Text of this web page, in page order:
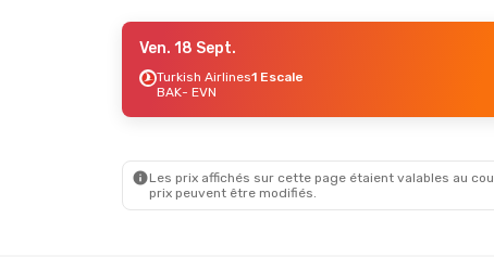
- Sam. 24 Oct.
1 Escale
Ven. 18 Sept.
Turkish Airlines1 Escale
BAK- EVN
Les prix affichés sur cette page étaient valables au
prix peuvent être modifiés.